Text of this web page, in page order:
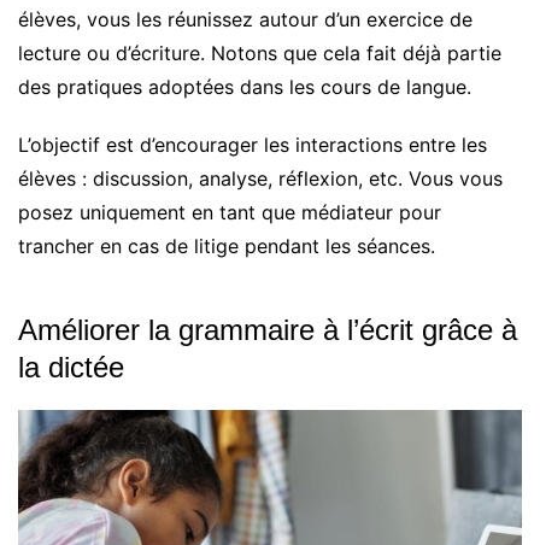
élèves, vous les réunissez autour d’un exercice de
lecture ou d’écriture. Notons que cela fait déjà partie
des pratiques adoptées dans les cours de langue.
L’objectif est d’encourager les interactions entre les
élèves : discussion, analyse, réflexion, etc. Vous vous
posez uniquement en tant que médiateur pour
trancher en cas de litige pendant les séances.
Améliorer la grammaire à l’écrit grâce à
la dictée